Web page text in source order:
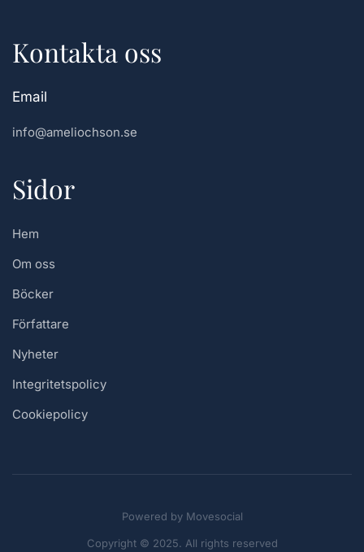
Kontakta oss
Email
info@ameliochson.se
Sidor
Hem
Om oss
Böcker
Författare
Nyheter
Integritetspolicy
Cookiepolicy
Powered by Movesocial
Copyright © 2025. All rights reserved